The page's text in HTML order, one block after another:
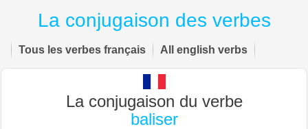
La conjugaison des verbes
Tous les verbes français All english verbs
La conjugaison du verbe
baliser